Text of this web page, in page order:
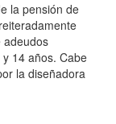
la pensión de
adeudos
14 años. Cabe
la diseñadora